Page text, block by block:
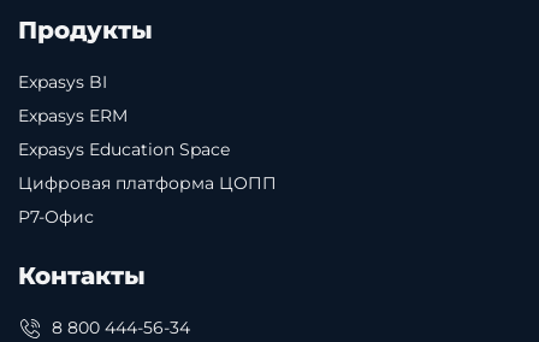
Продукты
Expasys BI
Expasys ERM
Expasys Education Space
Цифровая платформа ЦОПП
Р7-Офис
Контакты
8 800 444-56-34